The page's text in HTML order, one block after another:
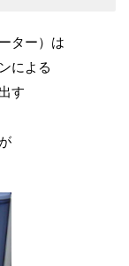
ター）は
による
す